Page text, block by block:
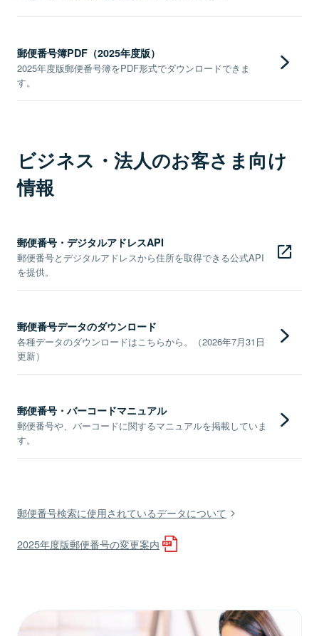
郵便番号簿PDF（2025年度版）
2025年度版郵便番号簿をPDF形式でダウンロードできま
す。
ビジネス・法人のお客さま向け
情報
郵便番号・デジタルアドレスAPI
郵便番号とデジタルアドレスから住所を取得できる公式API
を提供。
郵便番号データのダウンロード
各種データのダウンロードはこちらから。（2026年7月31日
更新）
郵便番号・バーコードマニュアル
郵便番号や、バーコードに関するマニュアルを掲載していま
す。
郵便番号検索に使用されているデータについて
2025年度版郵便番号の変更案内